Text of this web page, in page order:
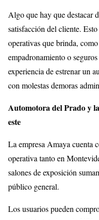
Algo que hay que destacar
satisfacción del cliente.
operativas que brinda,
empadronamiento o
experiencia de estrenar un
con molestas demoras
Automotora del Prado y
este
La empresa Amaya cuenta
operativa tanto en
salones de exposición
público general.
Los usuarios pueden